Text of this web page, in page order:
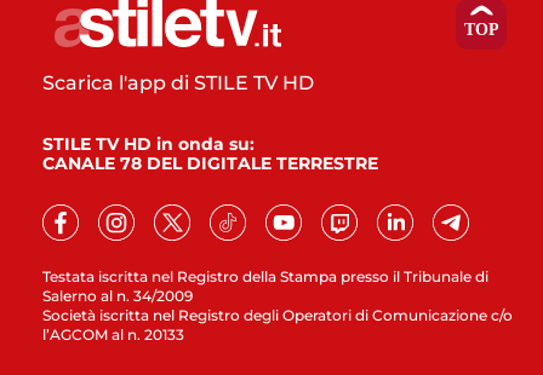
Testata iscritta nel Registro della Stampa presso il Tribunale di
Salerno al n. 34/2009
Società iscritta nel Registro degli Operatori di Comunicazione c/o
l’AGCOM al n. 20133
Scarica l'app di STILE TV HD
STILE TV HD in onda su:
CANALE 78 DEL DIGITALE TERRESTRE